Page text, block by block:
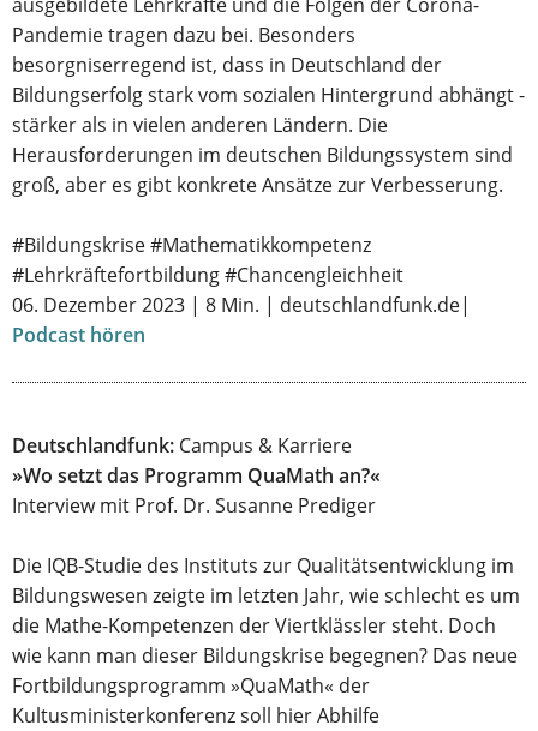
Pandemie tragen dazu bei. Besonders
besorgniserregend ist, dass in Deutschland der
Bildungserfolg stark vom sozialen Hintergrund abhängt -
stärker als in vielen anderen Ländern. Die
Herausforderungen im deutschen Bildungssystem sind
groß, aber es gibt konkrete Ansätze zur Verbesserung.
#Bildungskrise #Mathematikkompetenz
#Lehrkräftefortbildung #Chancengleichheit
06. Dezember 2023 | 8 Min. | deutschlandfunk.de|
Podcast hören
Deutschlandfunk: Campus & Karriere
»Wo setzt das Programm QuaMath an?«
Interview mit Prof. Dr. Susanne Prediger
Die IQB-Studie des Instituts zur Qualitätsentwicklung im
Bildungswesen zeigte im letzten Jahr, wie schlecht es um
die Mathe-Kompetenzen der Viertklässler steht. Doch
wie kann man dieser Bildungskrise begegnen? Das neue
Fortbildungsprogramm »QuaMath« der
Kultusministerkonferenz soll hier Abhilfe